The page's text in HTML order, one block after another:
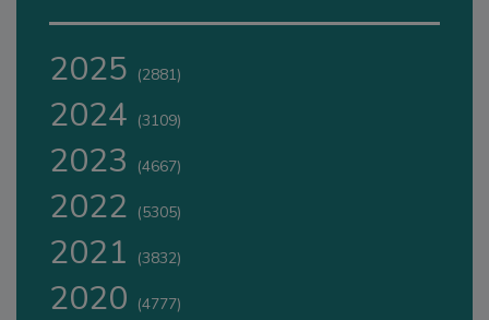
2025 (2881)
2024 (3109)
2023 (4667)
2022 (5305)
2021 (3832)
2020 (4777)